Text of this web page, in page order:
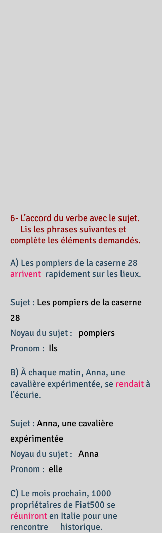
6- L’accord du verbe avec le sujet.
Lis les phrases suivantes et
complète les éléments demandés.
A) Les pompiers de la caserne 28
arrivent rapidement sur les lieux.
Sujet : Les pompiers de la caserne
28
Noyau du sujet : pompiers
Pronom : Ils
B) À chaque matin, Anna, une
cavalière expérimentée, se rendaità
l’écurie.
Sujet : Anna, une cavalière
expérimentée
Noyau du sujet : Anna
Pronom : elle
C) Le mois prochain, 1000
propriétaires de Fiat500 se
réunironten Italie pour une
rencontre historique.